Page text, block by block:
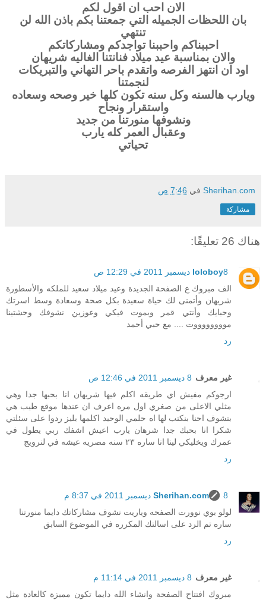
الان احب ان اقول لكم
بان اللحظات الجميله التي جمعتنا بكم باذن الله لن
تنتهي
احببناكم واحببنا تواجدكم ومشاركاتكم
والان بمناسبة عيد ميلاد فنانتنا الغاليه شريهان
اود ان انتهز الفرصه واتقدم باحر التهاني والتبريكات
لنجمتنا
ويارب هالسنه وكل سنه تكون كلها خير وصحه وسعاده
واستقرار ونجاح
ونشوفها منورتنا من جديد
وعقبال العمر كله يارب
تحياتي
Sherihan.com في 7:46 ص
مشاركة
هناك 26 تعليقًا:
loloboy8 ديسمبر 2011 في 12:29 ص
الف مبروك ع الصفحة الجديدة وعيد ميلاد سعيد للملكه والأسطورة
شريهان وأتمنى لك حياة سعيدة بكل صحة وسعادة وسط اسرتك
وحبايك وأنتي قمر وبموت فيكي وعوزين نشوفك وحشتينا
مووووووووت .... مع حبي أحمد
رد
غير معرف 8 ديسمبر 2011 في 12:46 ص
ارجوكم مفيش اي طريقه اكلم فيها شريهان انا بحبها جدا وهي
مثلي الاعلى من صغري اول مره اعرف ان عندها موقع طيب هي
بتشوف احنا بنكتب لها اه حلمي الوحيد اكلمها بليز ردوا على سئلتي
شكرا انا بحبك جدا شرهان يارب اعيش اشفك ربي يطول في
عمرك ويخليكي لينا انا ساره ٢٣ سنه مصريه عيشه في لنرويج
رد
Sherihan.com
8 ديسمبر 2011 في 8:37 م
لولو بوي نوورت الصفحه وياريت نشوف مشاركاتك دايما منورتنا
ساره تم الرد على اسالتك المكرره في الموضوع السابق
رد
غير معرف 8 ديسمبر 2011 في 11:14 م
مبروك افتتاح الصفحة وانشاء الله دايما تكون مميزة كالعادة مثل